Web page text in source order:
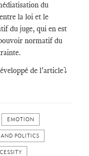
du
la loi et le
du juge, qui en est
normatif du
de l'article⤵️
EMOTION
POLITICS